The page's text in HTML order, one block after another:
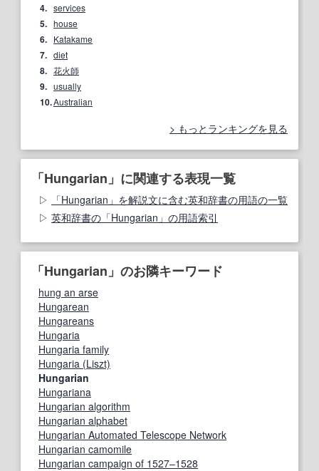
4. services
5. house
6. Katakame
7. diet
8. 花火師
9. usually
10.Australian
もっとランキングを見る
「Hungarian」に関連する表現一覧
「Hungarian」を解説文に含む英和辞書の用語の一覧
英和辞書の「Hungarian」の用語索引
「Hungarian」のお隣キーワード
hung an arse
Hungarean
Hungareans
Hungaria
Hungaria family
Hungaria (Liszt)
Hungarian
Hungariana
Hungarian algorithm
Hungarian alphabet
Hungarian Automated Telescope Network
Hungarian camomile
Hungarian campaign of 1527–1528